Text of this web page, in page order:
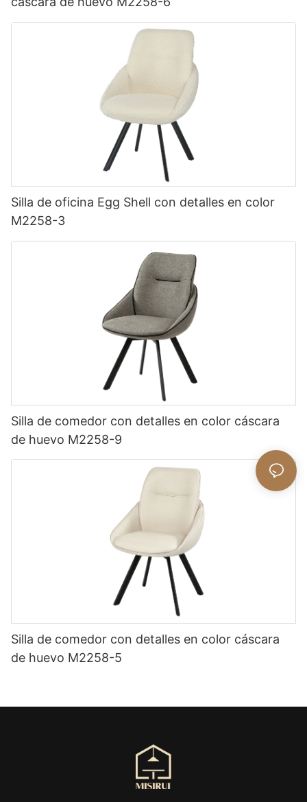
Silla de oficina Egg Shell con detalles en color
M2258-3
Silla de comedor con detalles en color cáscara
de huevo M2258-9
Silla de comedor con detalles en color cáscara
de huevo M2258-5